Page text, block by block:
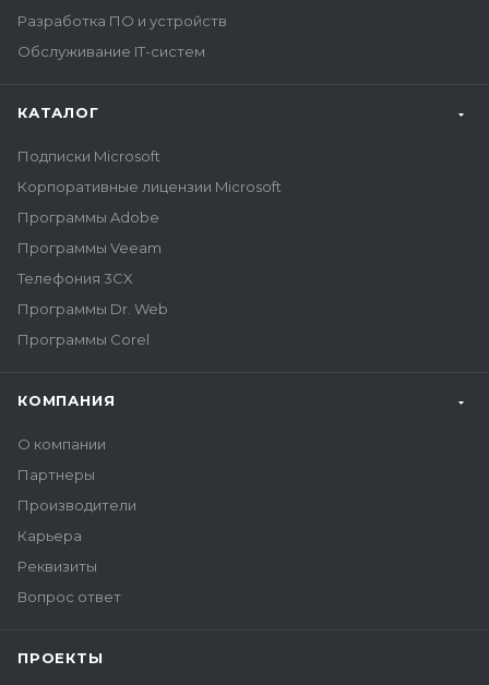
Разработка ПО и устройств
Обслуживание IT-систем
КАТАЛОГ
Подписки Microsoft
Корпоративные лицензии Microsoft
Программы Adobe
Программы Veeam
Телефония 3CX
Программы Dr. Web
Программы Corel
КОМПАНИЯ
О компании
Партнеры
Производители
Карьера
Реквизиты
Вопрос ответ
ПРОЕКТЫ